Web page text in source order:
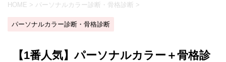
HOME > パーソナルカラー診断・骨格診断 >
パーソナルカラー診断・骨格診断
【1番人気】パーソナルカラー＋骨格診